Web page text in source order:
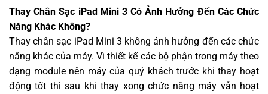
Thay Chân Sạc iPad Mini 3 Có Ảnh Hưởng Đến Các Chức
Năng Khác Không?
Thay chân sạc iPad Mini 3 không ảnh hưởng đến các chức
năng khác của máy. Vì thiết kế các bộ phận trong máy theo
dạng module nên máy của quý khách trước khi thay hoạt
động tốt thì sau khi thay xong chức năng máy vẫn hoạt